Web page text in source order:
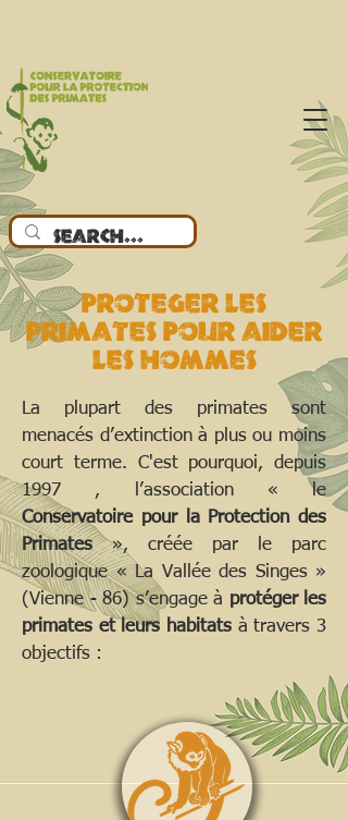
proteger LES
PRIMATEs POUR AIDER
LES HOMMES
La plupart des primates sont
menacés d’extinction à plus ou moins
court terme. C'est pourquoi, depuis
1997 , l’association « le
Conservatoire pour la Protection des
Primates», créée par le parc
zoologique « La Vallée des Singes »
(Vienne - 86) s’engage à protéger les
primates et leurs habitats à travers 3
objectifs :